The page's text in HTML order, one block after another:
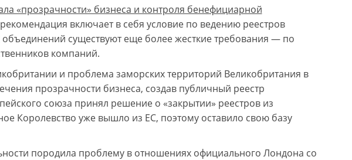
«прозрачности» бизнеса и контроля бенефициарной
включает в себя условие по ведению реестров
существуют еще более жесткие требования — по
компаний.
и проблема заморских территорий Великобритания в
прозрачности бизнеса, создав публичный реестр
союза принял решение о «закрытии» реестров из
Королевство уже вышло из ЕС, поэтому оставило свою базу
породила проблему в отношениях официального Лондона со